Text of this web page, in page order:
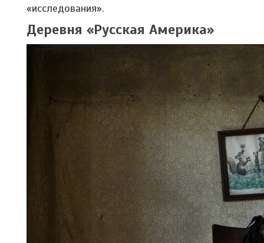
«исследования».
Деревня «Русская Америка»